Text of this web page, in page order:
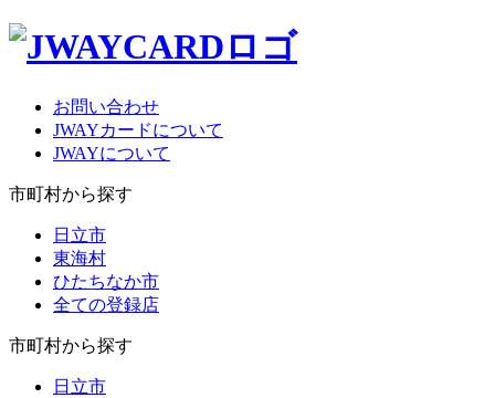
お問い合わせ
JWAYカードについて
JWAYについて
市町村から探す
日立市
東海村
ひたちなか市
全ての登録店
市町村から探す
日立市